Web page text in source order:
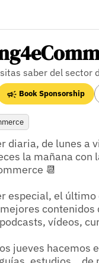
saber del sector
Book Sponsorship
diaria, de lunes a
la mañana
📆
especial, el
vídeos,
jueves hacemos